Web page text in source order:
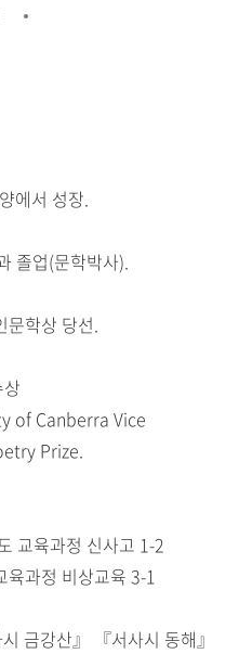
에서 성장.
졸업(문학박사).
문학상 당선.
of Canberra Vice
Prize.
교육과정 신사고 1-2
육과정 비상교육 3-1
금강산』 『서사시 동해』